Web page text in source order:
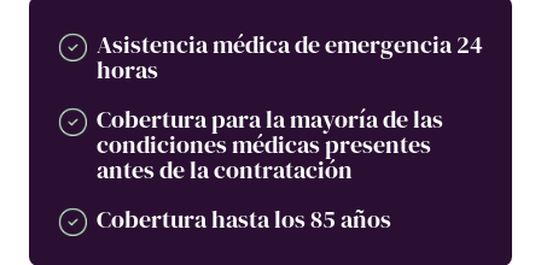
Asistencia médica de emergencia 24
horas
Cobertura para la mayoría de las
condiciones médicas presentes
antes de la contratación
Cobertura hasta los 85 años